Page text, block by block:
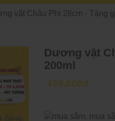
Dương vật
200ml
439.000đ
vật Châu Phi 28cm - Tặng